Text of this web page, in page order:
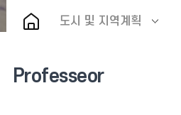
도시 및 지역계획
Professeor